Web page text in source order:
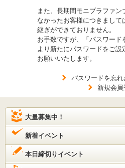
また、長期間モニプラファ
なかったお客様につきまして
継ぎができておりません。
お手数ですが、「パスワード
より新たにパスワードをご設
お願いいたします。
パスワードを忘れ
新規会員
大量募集中！
新着イベント
本日締切りイベント